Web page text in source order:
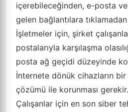
içerebileceğinden, e-posta
gelen bağlantılara
İşletmeler için, şirket
postalarıyla karşılaşma
posta ağ geçidi düzeyinde
İnternete dönük cihazların
çözümü ile korunması gerekir.
Çalışanlar için en son siber